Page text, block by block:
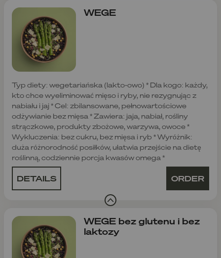
WEGE
Typ diety: wegetariańska (lakto-owo) * Dla kogo: każdy,
kto chce wyeliminować mięso i ryby, nie rezygnując z
nabiału i jaj * Cel: zbilansowane, pełnowartościowe
odżywianie bez mięsa * Zawiera: jaja, nabiał, rośliny
strączkowe, produkty zbożowe, warzywa, owoce *
Wykluczenia: bez cukru, bez mięsa i ryb * Wyróżnik:
duża różnorodność posiłków, ułatwia przejście na dietę
roślinną, codziennie porcja kwasów omega *
DETAILS ORDER
WEGE bez glutenu i bez
laktozy